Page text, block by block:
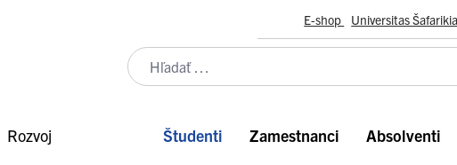
E-shop Universitas
Rozvoj Študenti Zamestnanci Absolventi